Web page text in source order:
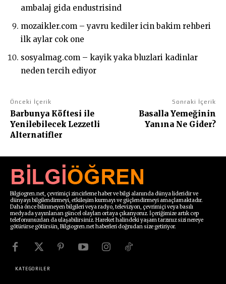
ambalaj gida endustrisind
mozaikler.com – yavru kediler icin bakim rehberi
ilk aylar cok one
sosyalmag.com – kayik yaka bluzlari kadinlar
neden tercih ediyor
Önceki İçerik
Barbunya Köftesi ile
Yenilebilecek Lezzetli
Alternatifler
Sonraki İçerik
Basalla Yemeğinin
Yanına Ne Gider?
Bilgiogren.net, çevrimiçi zincirleme haber ve bilgi alanında dünya lideridir ve
dünyayı bilgilendirmeyi, etkileşim kurmayı ve güçlendirmeyi amaçlamaktadır.
Daha önce bilinmeyen bilgileri veya radyo, televizyon, çevrimiçi veya basılı
medyada yayınlanan güncel olayları ortaya çıkarıyoruz. İçeriğimize artık cep
telefonunuzdan da ulaşabilirsiniz. Hareket halindeki yaşam tarzınız sizi nereye
götürürse götürsün, Bilgiogren.net haberleri doğrudan size getiriyor.
KATEGORİLER